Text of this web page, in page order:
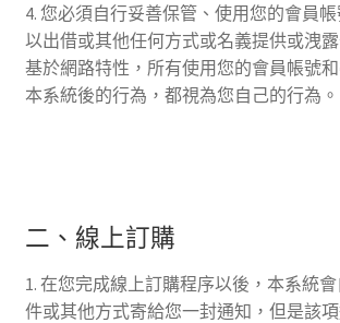
4. 您必須自行妥善保管、使用您的會員
以出借或其他任何方式或名義提供或洩
基於網路特性，所有使用您的會員帳號
本系統後的行為，都視為您自己的行為。
二、線上訂購
1. 在您完成線上訂購程序以後，本系統
件或其他方式寄給您一封通知，但是該